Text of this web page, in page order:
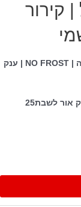
קירור
Tadiran TADR578 נירוסטה | NO FROST | ענק
לשבת25